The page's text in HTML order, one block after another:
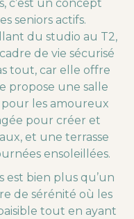
c’est un concept
seniors actifs.
du studio au T2,
de vie sécurisé
tout, car elle offre
propose une salle
pour les amoureux
pour créer et
et une terrasse
ensoleillées.
est bien plus qu’un
de sérénité où les
tout en ayant